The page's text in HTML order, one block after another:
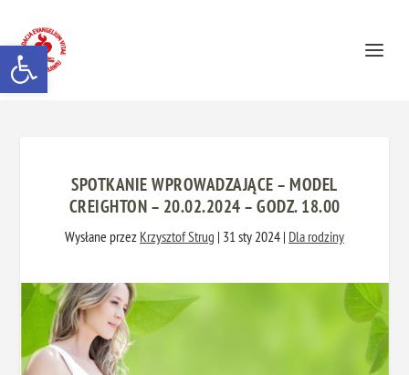
Otwórz pasek narzędzi
SPOTKANIE WPROWADZAJĄCE – MODEL
CREIGHTON – 20.02.2024 – GODZ. 18.00
Wysłane przez Krzysztof Strug | 31 sty 2024 | Dla rodziny